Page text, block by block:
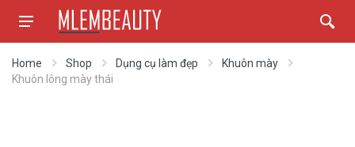
Home Shop Dụng cụ làm đẹp
Khuôn mày
Khuôn lông mày thái